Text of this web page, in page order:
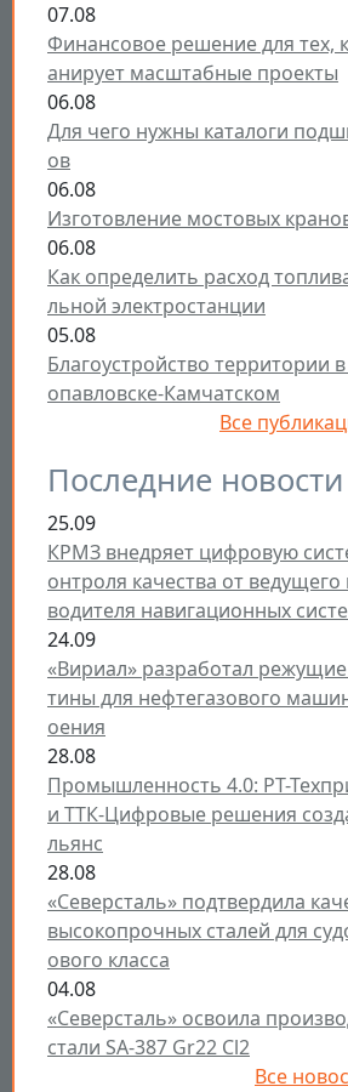
07.08
Финансовое решение для тех,
анирует масштабные проекты
06.08
Для чего нужны каталоги
ов
06.08
Изготовление мостовых
06.08
Как определить расход
льной электростанции
05.08
Благоустройство территории
опавловске-Камчатском
Все
Последние новости
25.09
КРМЗ внедряет цифровую
онтроля качества от ведущего
водителя навигационных
24.09
«Вириал» разработал
тины для нефтегазового
оения
28.08
Промышленность 4.0: РТ-
и ТТК-Цифровые решения
льянс
28.08
«Северсталь» подтвердила
высокопрочных сталей для
ового класса
04.08
«Северсталь» освоила
стали SA-387 Gr22 Cl2
Все